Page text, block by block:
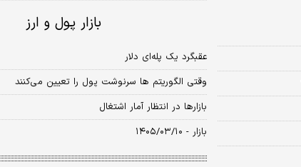
بازار پول و ارز
عقبگرد یک پله‌ای دلار
وقتی الگوریتم ‌ها سرنوشت پول را تعیین می‌کنند
بازارها در انتظار آمار اشتغال
بازار - ۱۴۰۵/۰۳/۱۰